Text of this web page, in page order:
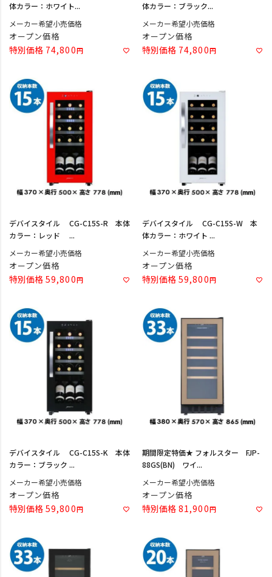
体カラー：ホワイト...
メーカー希望小売価格
オープン価格
特別価格 74,800
体カラー：ブラック...
メーカー希望小売価格
オープン価格
特別価格 74,800
デバイスタイル CG-C15S-R 本体
カラー：レッド ...
メーカー希望小売価格
オープン価格
特別価格 59,800
デバイスタイル CG-C15S-W 本
体カラー：ホワイト ...
メーカー希望小売価格
オープン価格
特別価格 59,800
デバイスタイル CG-C15S-K 本体
カラー：ブラック ...
メーカー希望小売価格
オープン価格
特別価格 59,800
期間限定特価★ フォルスター FJP-
88GS(BN) ワイ...
メーカー希望小売価格
オープン価格
特別価格 81,900